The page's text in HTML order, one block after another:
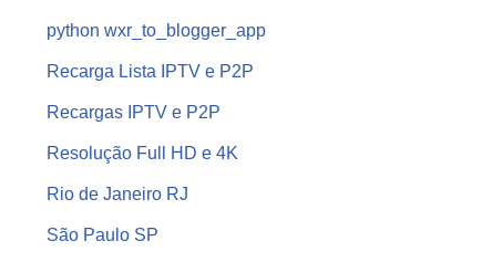
python wxr_to_blogger_app
Recarga Lista IPTV e P2P
Recargas IPTV e P2P
Resolução Full HD e 4K
Rio de Janeiro RJ
São Paulo SP